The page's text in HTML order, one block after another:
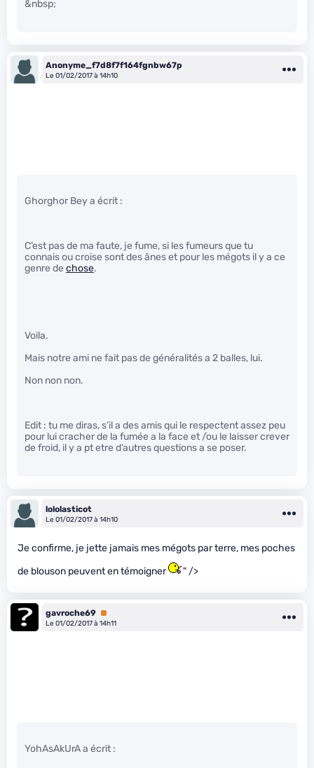
&nbsp;
Anonyme_f7d8f7f164fgnbw67p
Le 01/02/2017 à 14h10
Ghorghor Bey a écrit :
C’est pas de ma faute, je fume, si les fumeurs que tu
connais ou croise sont des ânes et pour les mégots il y a ce
genre de chose.
Voila.
Mais notre ami ne fait pas de généralités a 2 balles, lui.
Non non non.
Edit : tu me diras, s’il a des amis qui le respectent assez peu
pour lui cracher de la fumée a la face et /ou le laisser crever
de froid, il y a pt etre d’autres questions a se poser.
lololasticot
Le 01/02/2017 à 14h10
Je confirme, je jette jamais mes mégots par terre, mes poches
de blouson peuvent en témoigner
" />
gavroche69 Premium
Le 01/02/2017 à 14h11
YohAsAkUrA a écrit :